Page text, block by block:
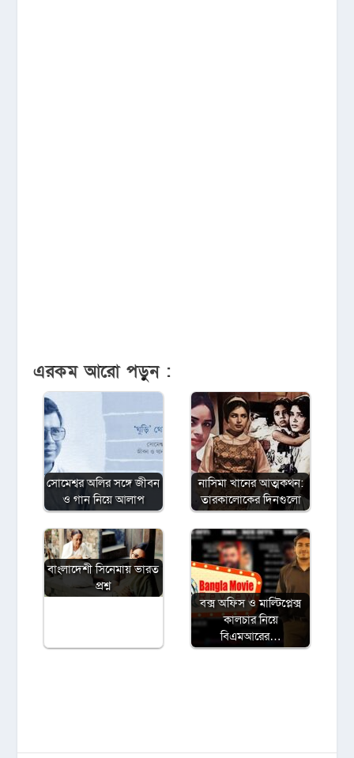
এরকম আরো পড়ুন :
সোমেশ্বর অলির সঙ্গে জীবন
ও গান নিয়ে আলাপ
নাসিমা খানের আত্মকথন:
তারকালোকের দিনগুলো
বাংলাদেশী সিনেমায় ভারত
প্রশ্ন
বক্স অফিস ও মাল্টিপ্লেক্স
কালচার নিয়ে
বিএমআরের…